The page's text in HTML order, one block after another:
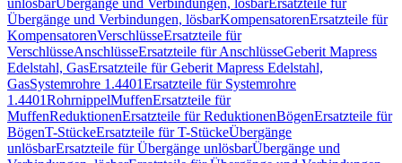
unlösbarÜbergänge und Verbindungen, lösbarErsatzteile für
Übergänge und Verbindungen, lösbarKompensatorenErsatzteile für
KompensatorenVerschlüsseErsatzteile für
VerschlüsseAnschlüsseErsatzteile für AnschlüsseGeberit Mapress
Edelstahl, GasErsatzteile für Geberit Mapress Edelstahl,
GasSystemrohre 1.4401Ersatzteile für Systemrohre
1.4401RohrnippelMuffenErsatzteile für
MuffenReduktionenErsatzteile für ReduktionenBögenErsatzteile für
BögenT-StückeErsatzteile für T-StückeÜbergänge
unlösbarErsatzteile für Übergänge unlösbarÜbergänge und